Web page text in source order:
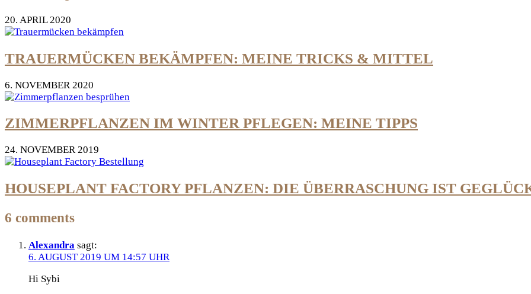
20. APRIL 2020
TRAUERMÜCKEN BEKÄMPFEN: MEINE TRICKS & MITTEL
6. NOVEMBER 2020
ZIMMERPFLANZEN IM WINTER PFLEGEN: MEINE TIPPS
24. NOVEMBER 2019
HOUSEPLANT FACTORY PFLANZEN: DIE ÜBERRASCHUNG IST
6 comments
Alexandra sagt:
6. AUGUST 2019 UM 14:57 UHR
Hi Sybi